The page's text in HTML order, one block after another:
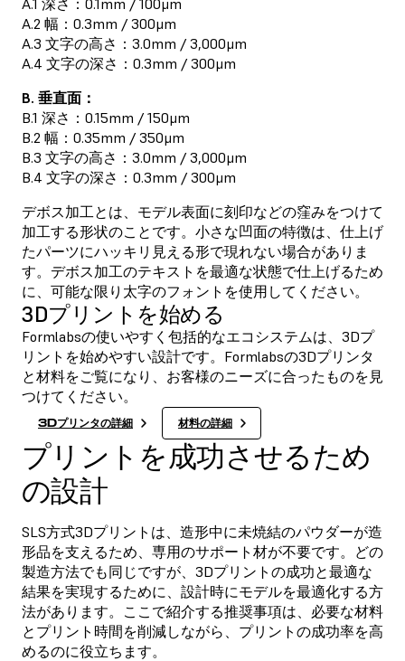
A.2 幅：0.3mm / 300μm
A.3 文字の高さ：3.0mm / 3,000μm
A.4 文字の深さ：0.3mm / 300μm
B. 垂直面：
B.1 深さ：0.15mm / 150μm
B.2 幅：0.35mm / 350μm
B.3 文字の高さ：3.0mm / 3,000μm
B.4 文字の深さ：0.3mm / 300μm
デボス加工とは、モデル表面に刻印などの窪みをつけて
加工する形状のことです。小さな凹面の特徴は、仕上げ
たパーツにハッキリ見える形で現れない場合がありま
す。デボス加工のテキストを最適な状態で仕上げるため
に、可能な限り太字のフォントを使用してください。
3Dプリントを始める
Formlabsの使いやすく包括的なエコシステムは、3Dプ
リントを始めやすい設計です。Formlabsの3Dプリンタ
と材料をご覧になり、お客様のニーズに合ったものを見
つけてください。
3Dプリンタの詳細 材料の詳細
プリントを成功させるため
の設計
SLS方式3Dプリントは、造形中に未焼結のパウダーが造
形品を支えるため、専用のサポート材が不要です。どの
製造方法でも同じですが、3Dプリントの成功と最適な
結果を実現するために、設計時にモデルを最適化する方
法があります。ここで紹介する推奨事項は、必要な材料
とプリント時間を削減しながら、プリントの成功率を高
めるのに役立ちます。